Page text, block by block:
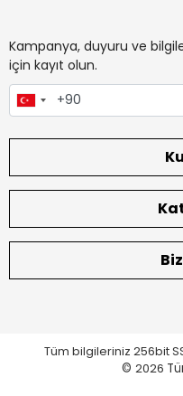
Kampanya, duyuru ve
için kayıt olun.
Tüm bilgileriniz 256bit
© 2026